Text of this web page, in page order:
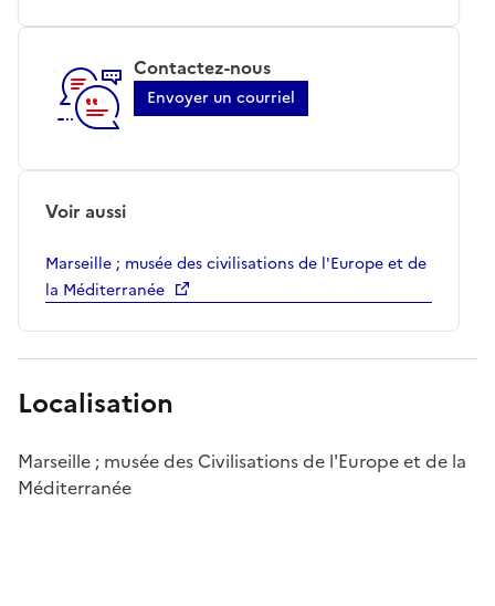
Contactez-nous
Envoyer un courriel
Voir aussi
Marseille ; musée des civilisations de l'Europe et de
la Méditerranée
Localisation
Marseille ; musée des Civilisations de l'Europe et de la
Méditerranée